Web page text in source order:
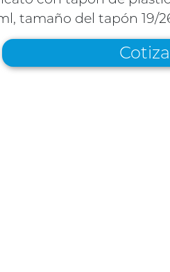
tamaño del tapón 19/